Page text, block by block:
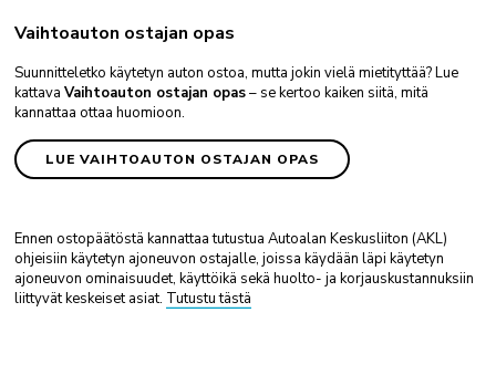
Vaihtoauton ostajan opas
Suunnitteletko käytetyn auton ostoa, mutta jokin vielä mietityttää? Lue
kattava Vaihtoauton ostajan opas– se kertoo kaiken siitä, mitä
kannattaa ottaa huomioon.
LUE VAIHTOAUTON OSTAJAN OPAS
Ennen ostopäätöstä kannattaa tutustua Autoalan Keskusliiton (AKL)
ohjeisiin käytetyn ajoneuvon ostajalle, joissa käydään läpi käytetyn
ajoneuvon ominaisuudet, käyttöikä sekä huolto- ja korjauskustannuksiin
liittyvät keskeiset asiat. Tutustu tästä